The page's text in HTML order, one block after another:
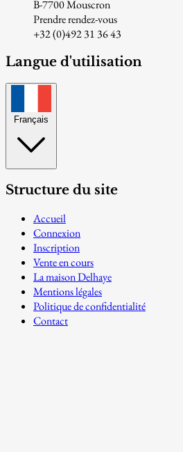
B-7700 Mouscron
Prendre rendez-vous
+32 (0)492 31 36 43
Langue d'utilisation
Français
Structure du site
Accueil
Connexion
Inscription
Vente en cours
La maison Delhaye
Mentions légales
Politique de confidentialité
Contact